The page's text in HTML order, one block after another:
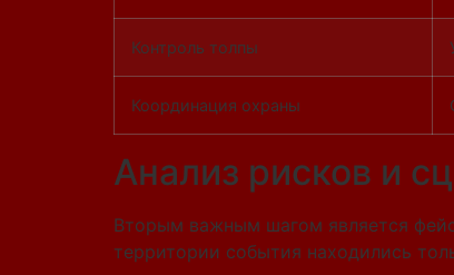
Контроль толпы
Координация охраны
Анализ рисков и
Вторым важным шагом является
территории события находились